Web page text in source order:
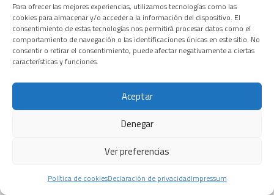
Para ofrecer las mejores experiencias, utilizamos tecnologías como las
cookies para almacenar y/o acceder a la información del dispositivo. El
consentimiento de estas tecnologías nos permitirá procesar datos como el
comportamiento de navegación o las identificaciones únicas en este sitio. No
consentir o retirar el consentimiento, puede afectar negativamente a ciertas
características y funciones.
Aceptar
Denegar
Ver preferencias
Política de cookiesDeclaración de privacidadImpressum